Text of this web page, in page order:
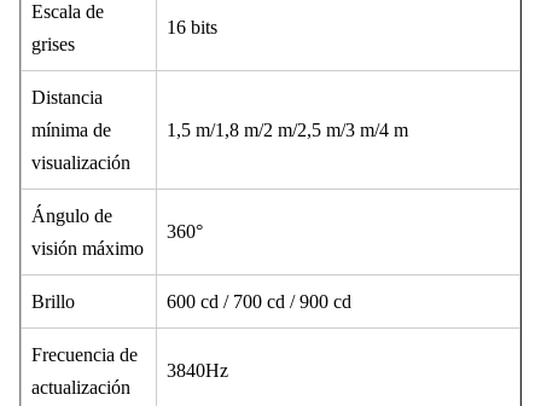
Escala de
grises
16 bits
Distancia
mínima de
visualización
1,5 m/1,8 m/2 m/2,5 m/3 m/4 m
Ángulo de
visión máximo
360°
Brillo 600 cd / 700 cd / 900 cd
Frecuencia de
actualización
3840Hz